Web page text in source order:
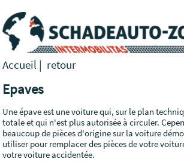
Accueil | retour
Epaves
Une épave est une voiture qui, sur le plan
totale et qui n'est plus autorisée à circuler.
beaucoup de pièces d'origine sur la voiture
utiliser pour remplacer des pièces de votre
votre voiture accidentée.